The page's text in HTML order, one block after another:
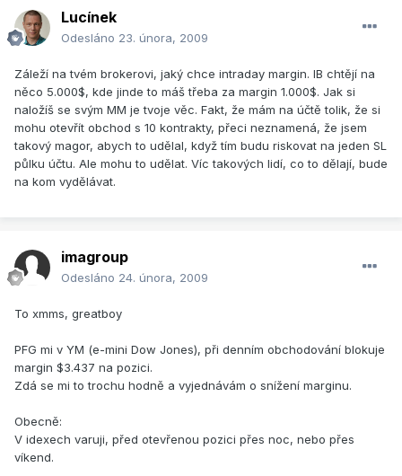
Lucínek
Odesláno 23. února, 2009
Záleží na tvém brokerovi, jaký chce intraday margin. IB chtějí na
něco 5.000$, kde jinde to máš třeba za margin 1.000$. Jak si
naložíš se svým MM je tvoje věc. Fakt, že mám na účtě tolik, že si
mohu otevřít obchod s 10 kontrakty, přeci neznamená, že jsem
takový magor, abych to udělal, když tím budu riskovat na jeden SL
půlku účtu. Ale mohu to udělat. Víc takových lidí, co to dělají, bude
na kom vydělávat.
imagroup
Odesláno 24. února, 2009
To xmms, greatboy
PFG mi v YM (e-mini Dow Jones), při denním obchodování blokuje
margin $3.437 na pozici.
Zdá se mi to trochu hodně a vyjednávám o snížení marginu.
Obecně:
V idexech varuji, před otevřenou pozici přes noc, nebo přes
víkend.